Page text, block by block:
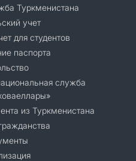
Туркменистана
учет
для студентов
паспорта
служба
из Туркменистана